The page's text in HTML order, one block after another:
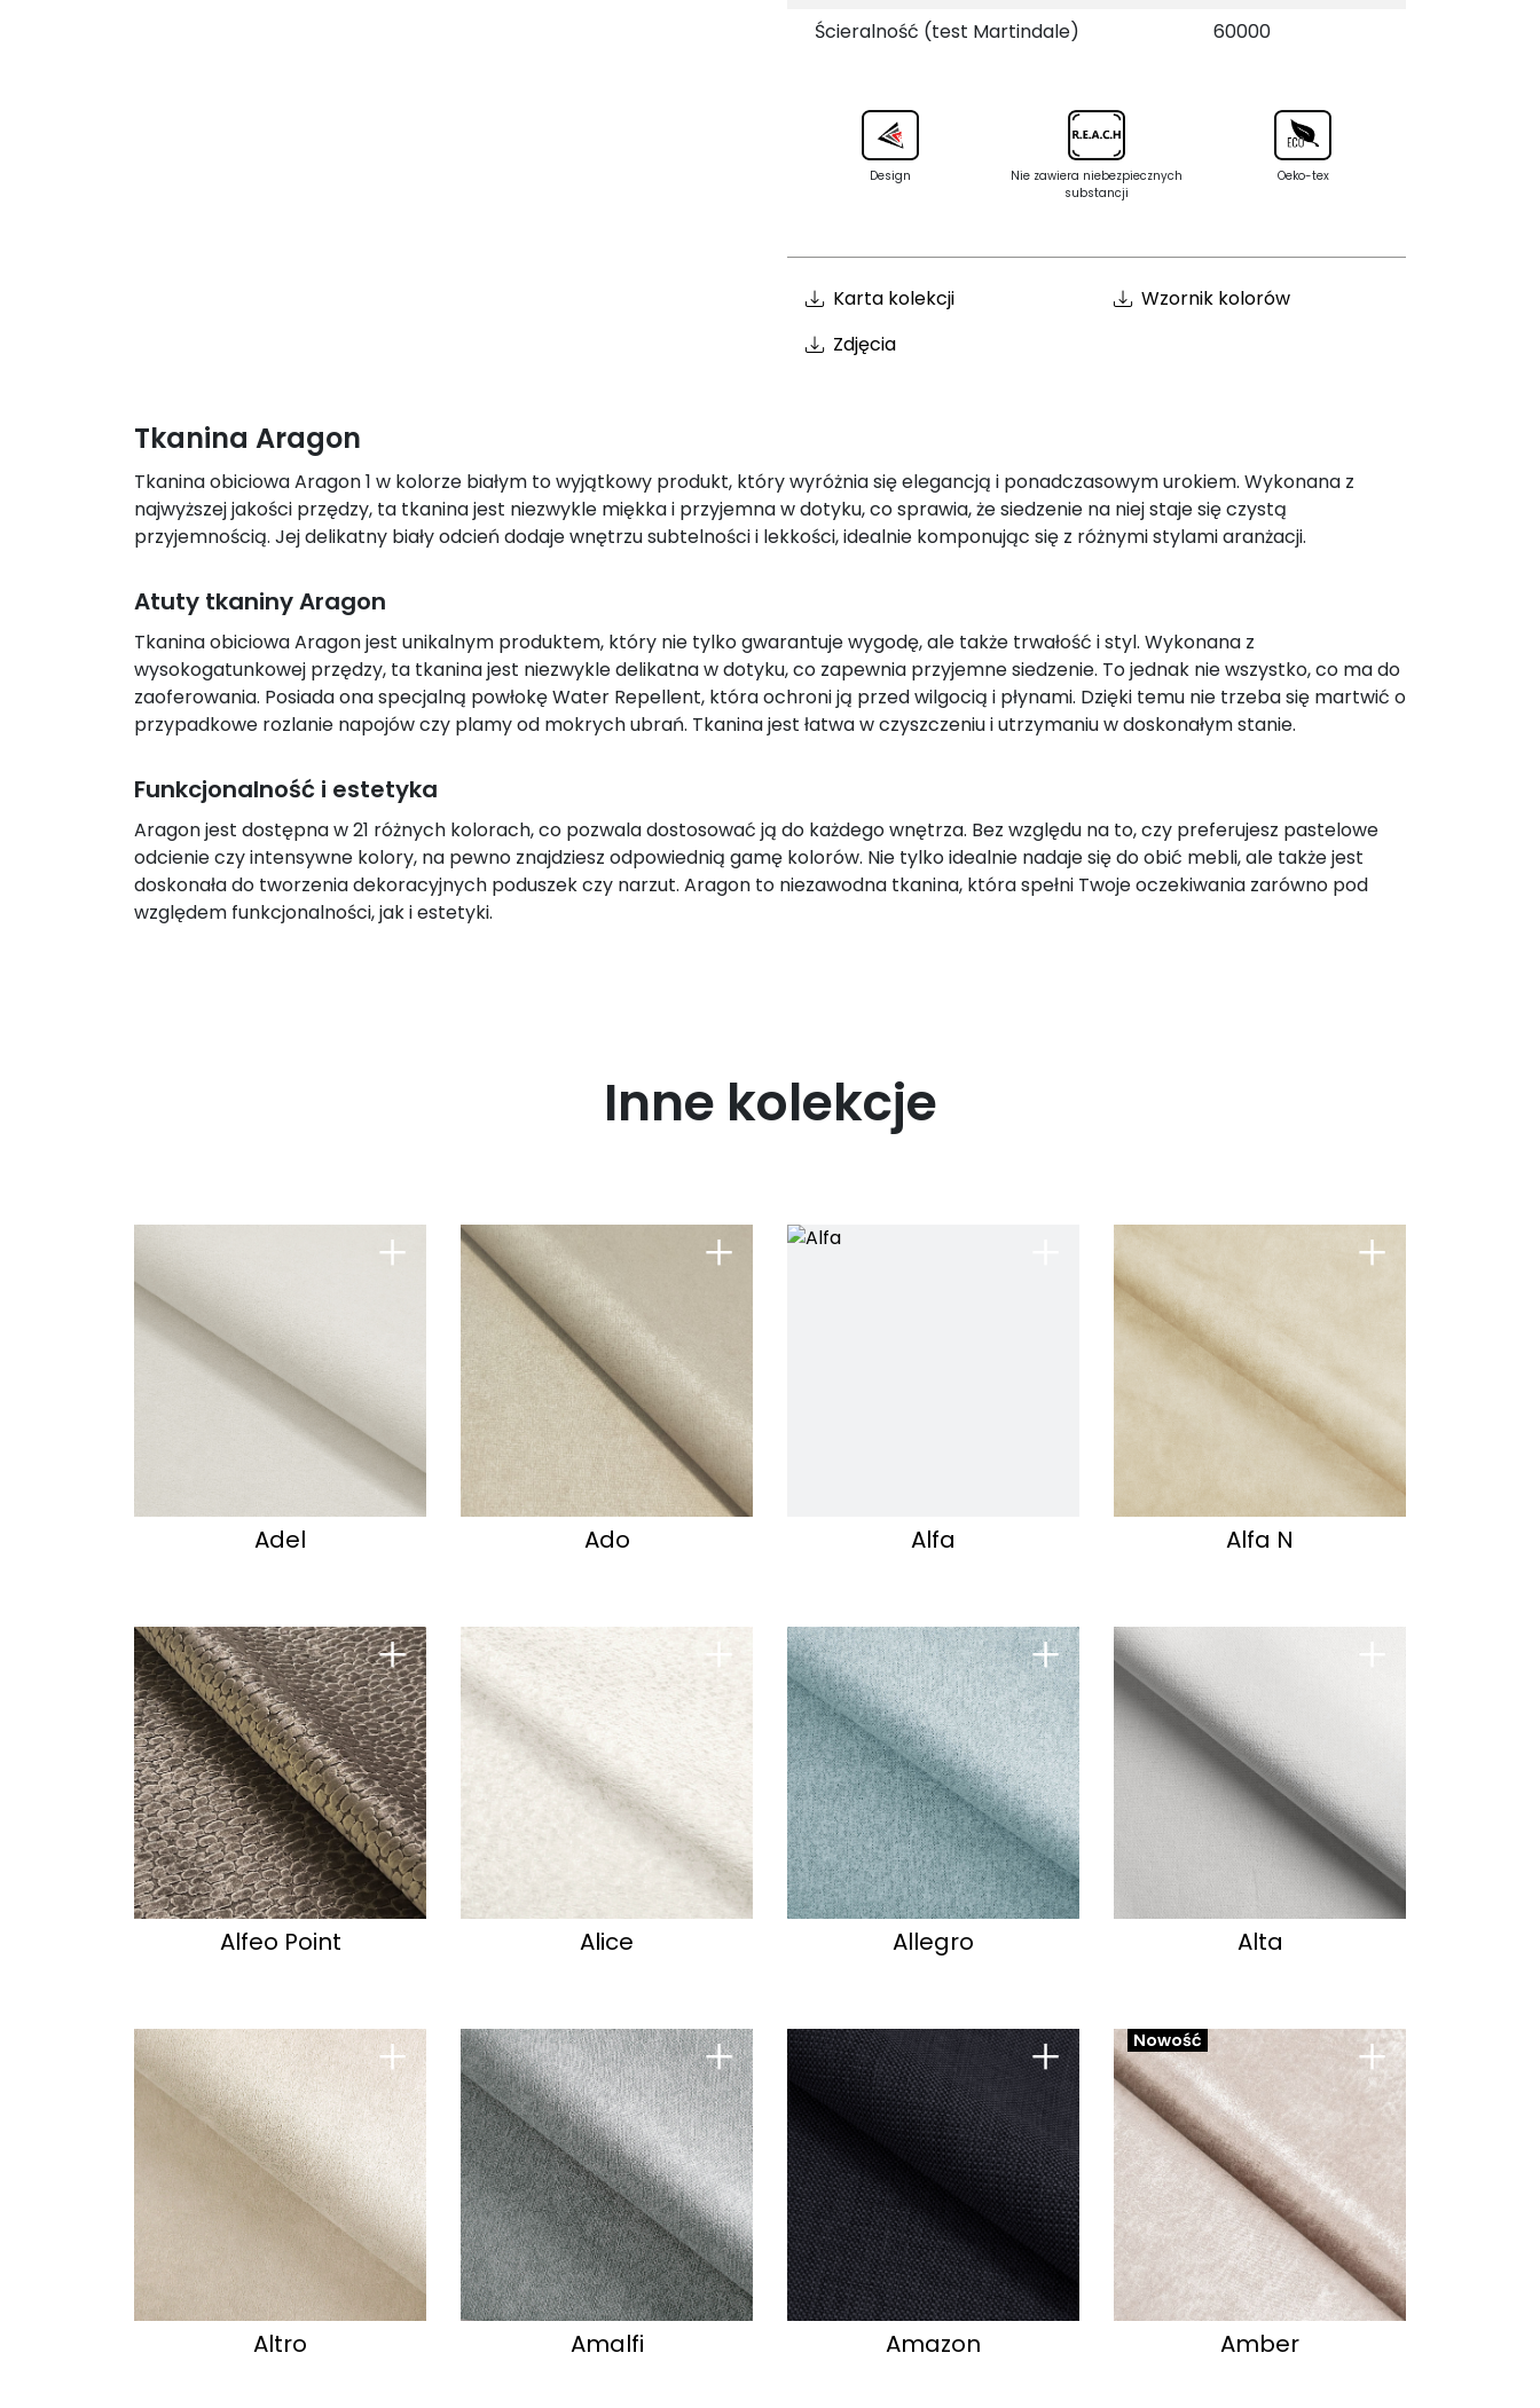
Ścieralność (test Martindale)
60000
Design
Nie zawiera niebezpiecznych
substancji
Oeko-tex
Karta kolekcji
Wzornik kolorów
Zdjęcia
Tkanina Aragon
Tkanina obiciowa Aragon 1 w kolorze białym to wyjątkowy produkt, który wyróżnia się elegancją i ponadczasowym urokiem. Wykonana z
najwyższej jakości przędzy, ta tkanina jest niezwykle miękka i przyjemna w dotyku, co sprawia, że siedzenie na niej staje się czystą
przyjemnością. Jej delikatny biały odcień dodaje wnętrzu subtelności i lekkości, idealnie komponując się z różnymi stylami aranżacji.
Atuty tkaniny Aragon
Tkanina obiciowa Aragon jest unikalnym produktem, który nie tylko gwarantuje wygodę, ale także trwałość i styl. Wykonana z
wysokogatunkowej przędzy, ta tkanina jest niezwykle delikatna w dotyku, co zapewnia przyjemne siedzenie. To jednak nie wszystko, co ma do
zaoferowania. Posiada ona specjalną powłokę Water Repellent, która ochroni ją przed wilgocią i płynami. Dzięki temu nie trzeba się martwić o
przypadkowe rozlanie napojów czy plamy od mokrych ubrań. Tkanina jest łatwa w czyszczeniu i utrzymaniu w doskonałym stanie.
Funkcjonalność i estetyka
Aragon jest dostępna w 21 różnych kolorach, co pozwala dostosować ją do każdego wnętrza. Bez względu na to, czy preferujesz pastelowe
odcienie czy intensywne kolory, na pewno znajdziesz odpowiednią gamę kolorów. Nie tylko idealnie nadaje się do obić mebli, ale także jest
doskonała do tworzenia dekoracyjnych poduszek czy narzut. Aragon to niezawodna tkanina, która spełni Twoje oczekiwania zarówno pod
względem funkcjonalności, jak i estetyki.
Inne kolekcje
+
Adel
+
Ado Alfa
+
Alfa N
+
Alfeo Point
+
Alice
+
Allegro
+
Alta
+
Altro
+
Amalfi
+
Amazon
+
Nowość
Amber